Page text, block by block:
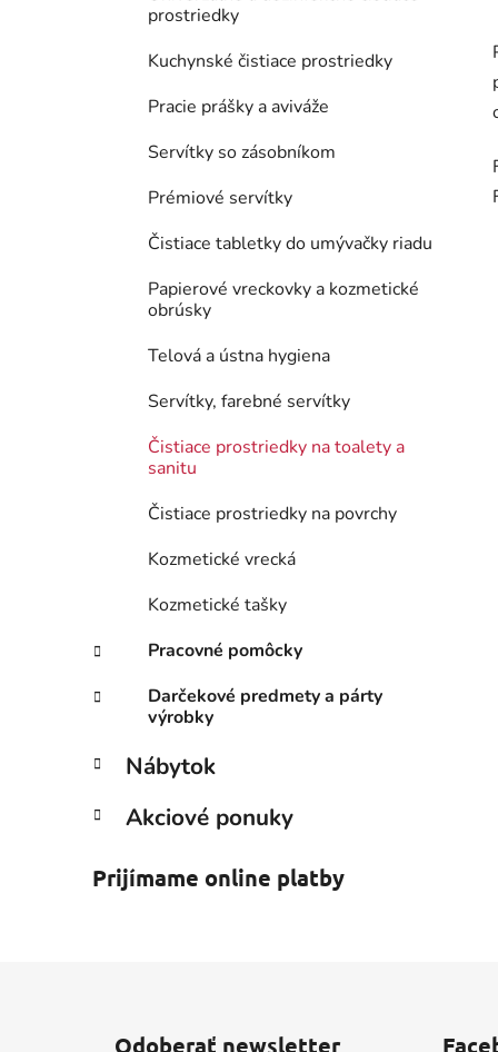
prostriedky
Kuchynské čistiace prostriedky
Pracie prášky a aviváže
Servítky so zásobníkom
Prémiové servítky
Čistiace tabletky do umývačky riadu
Papierové vreckovky a kozmetické
obrúsky
Telová a ústna hygiena
Servítky, farebné servítky
Čistiace prostriedky na toalety a
sanitu
Čistiace prostriedky na povrchy
Kozmetické vrecká
Kozmetické tašky
Pracovné pomôcky
Darčekové predmety a párty
výrobky
Nábytok
Akciové ponuky
Prijímame online platby
Odoberať newsletter